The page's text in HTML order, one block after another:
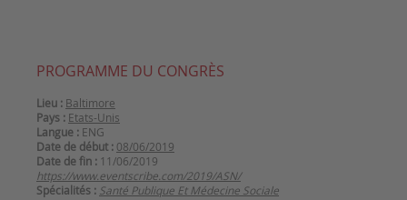
PROGRAMME DU CONGRÈS
Lieu : Baltimore
Pays : Etats-Unis
Langue : ENG
Date de début : 08/06/2019
Date de fin : 11/06/2019
https://www.eventscribe.com/2019/ASN/
Spécialités : Santé Publique Et Médecine Sociale